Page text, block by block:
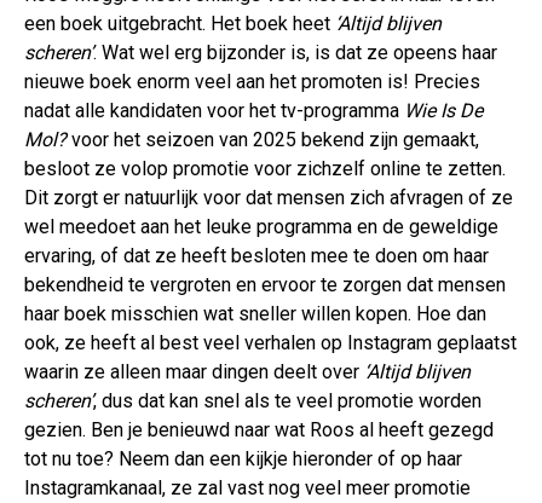
een boek uitgebracht. Het boek heet ‘Altijd blijven
scheren’. Wat wel erg bijzonder is, is dat ze opeens haar
nieuwe boek enorm veel aan het promoten is! Precies
nadat alle kandidaten voor het tv-programma Wie Is De
Mol?voor het seizoen van 2025 bekend zijn gemaakt,
besloot ze volop promotie voor zichzelf online te zetten.
Dit zorgt er natuurlijk voor dat mensen zich afvragen of ze
wel meedoet aan het leuke programma en de geweldige
ervaring, of dat ze heeft besloten mee te doen om haar
bekendheid te vergroten en ervoor te zorgen dat mensen
haar boek misschien wat sneller willen kopen. Hoe dan
ook, ze heeft al best veel verhalen op Instagram geplaatst
waarin ze alleen maar dingen deelt over ‘Altijd blijven
scheren’, dus dat kan snel als te veel promotie worden
gezien. Ben je benieuwd naar wat Roos al heeft gezegd
tot nu toe? Neem dan een kijkje hieronder of op haar
Instagramkanaal, ze zal vast nog veel meer promotie